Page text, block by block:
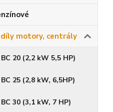
motory, centrály
20 (2,2 kW 5,5 HP)
25 (2,8 kW, 6,5HP)
30 (3,1 kW, 7 HP)